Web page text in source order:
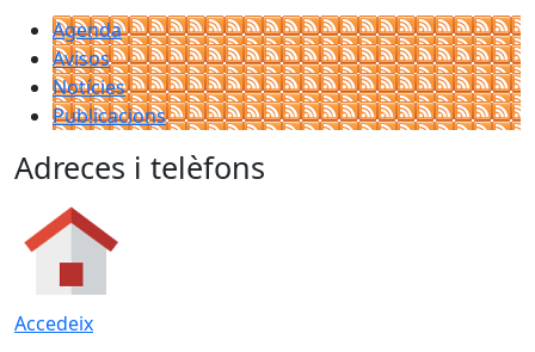
Agenda
Avisos
Notícies
Publicacions
Adreces i telèfons
Accedeix